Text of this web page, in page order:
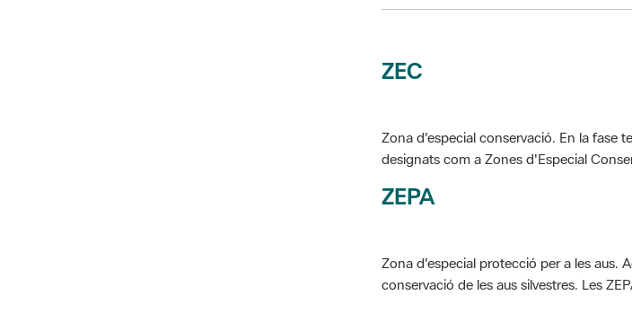
ZEC
Zona d'especial conservació. En la fase
designats com a Zones d'Especial
ZEPA
Zona d'especial protecció per a les aus.
conservació de les aus silvestres. Les